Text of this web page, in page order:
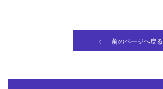
← 前のページへ戻る